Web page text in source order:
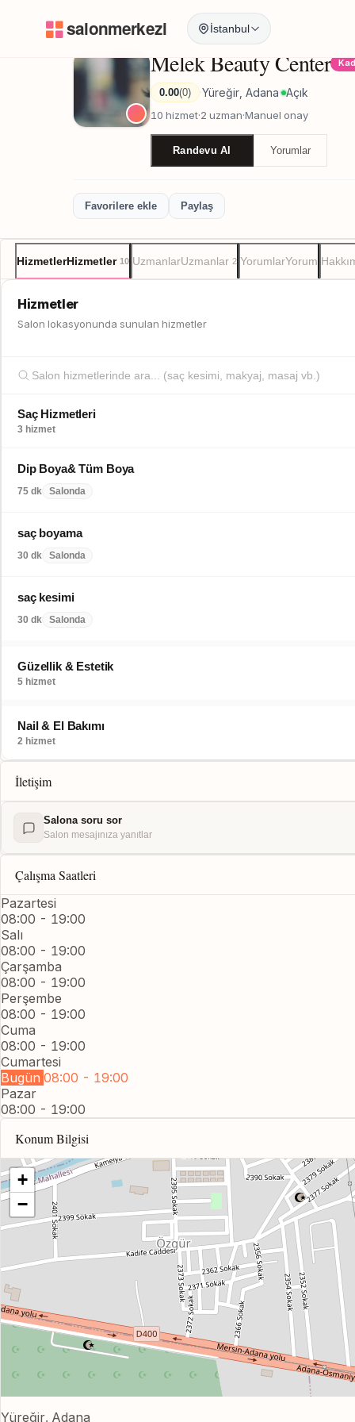
İstanbul
Melek Beauty Center
Melek Beauty Center
0.00(0) ·Yüreğir, Adana· Açık
10 hizmet·2 uzman·Manuel onay
Randevu Al Yorumlar
Favorilere ekle Paylaş
HizmetlerHizmetler 10 UzmanlarUzmanlar 2 YorumlarYorum
Hizmetler
Salon lokasyonunda sunulan hizmetler
Saç Hizmetleri
3 hizmet
Dip Boya& Tüm Boya
75 dk Salonda
saç boyama
30 dk Salonda
saç kesimi
30 dk Salonda
Güzellik & Estetik
5 hizmet
Nail & El Bakımı
2 hizmet
İletişim
Salona soru sor
Salon mesajınıza yanıtlar
Çalışma Saatleri
Pazartesi
08:00 - 19:00
Salı
08:00 - 19:00
Çarşamba
08:00 - 19:00
Perşembe
08:00 - 19:00
Cuma
08:00 - 19:00
Cumartesi
Bugün 08:00 - 19:00
Pazar
08:00 - 19:00
Konum Bilgisi
+
−
Yüreğir, Adana